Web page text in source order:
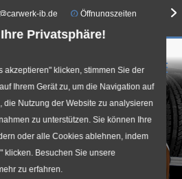
Privatsphäre!
akzeptieren" klicken, stimmen Sie der
Ihrem Gerät zu, um die Navigation auf
die Nutzung der Website zu analysieren
zu unterstützen. Sie können Ihre
oder alle Cookies ablehnen, indem
klicken. Besuchen Sie unsere
zu erfahren.
jb.de Öffnungszeiten
☰